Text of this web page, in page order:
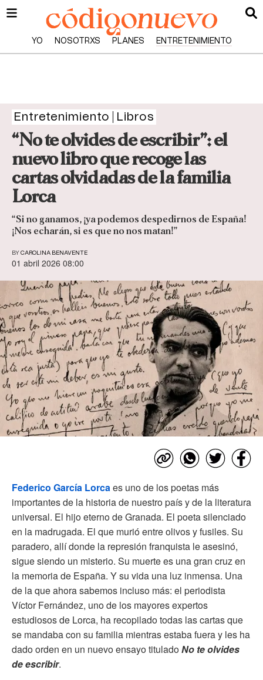
YO NOSOTRXS PLANES ENTRETENIMIENTO
Entretenimiento Libros
“No te olvides de escribir”: el
nuevo libro que recoge las
cartas olvidadas de la familia
Lorca
“Si no ganamos, ¡ya podemos despedirnos de España!
¡Nos echarán, si es que no nos matan!”
BY CAROLINA BENAVENTE
01 abril 2026 08:00
Federico García Lorcaes uno de los poetas más
importantes de la historia de nuestro país y de la literatura
universal. El hijo eterno de Granada. El poeta silenciado
en la madrugada. El que murió entre olivos y fusiles. Su
paradero, allí donde la represión franquista le asesinó,
sigue siendo un misterio. Su muerte es una gran cruz en
la memoria de España. Y su vida una luz inmensa. Una
de la que ahora sabemos incluso más: el periodista
Víctor Fernández, uno de los mayores expertos
estudiosos de Lorca, ha recopilado todas las cartas que
se mandaba con su familia mientras estaba fuera y les ha
dado orden en un nuevo ensayo tituladoNo te olvides
de escribir.